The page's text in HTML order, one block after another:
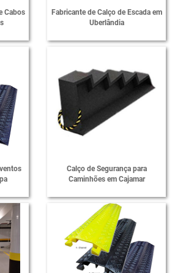
choque
Cabos
Colunas
EVA
Preço
Estacionamento
Condomínio
Cabos
Fabricante de Calço de Escada em
Uberlândia
Calço de Segurança para
Caminhões em Cajamar